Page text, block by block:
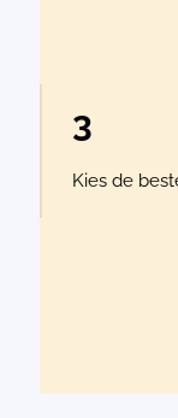
3
Kies de